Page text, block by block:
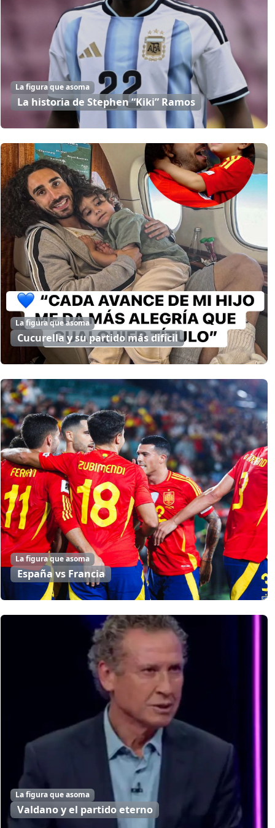
La figura que asoma
La historia de Stephen “Kiki” Ramos
La figura que asoma
Cucurella y su partido más difícil
La figura que asoma
España vs Francia
La figura que asoma
Valdano y el partido eterno